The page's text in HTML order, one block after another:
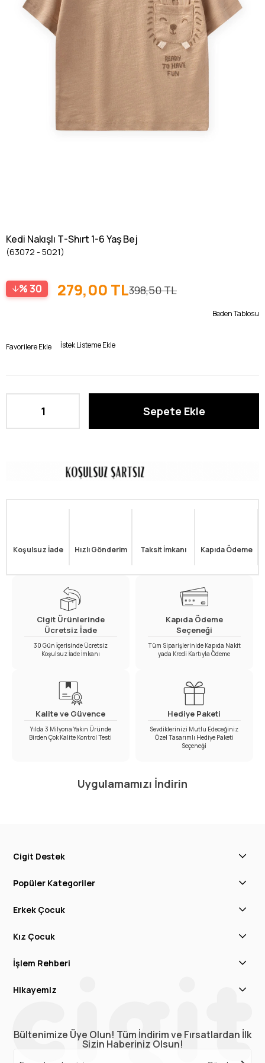
Kedi Nakışlı T-Shırt 1-6 Yaş Bej
(63072 - 5021)
30 398,50 TL
279,00 TL
Beden Tablosu
Favorilere Ekle İstek Listeme Ekle
Koşulsuz İade Hızlı Gönderim Taksit İmkanı Kapıda Ödeme
Cigit Ürünlerinde
Ücretsiz İade
30 Gün İçerisinde Ücretsiz
Koşulsuz İade İmkanı
Kapıda Ödeme
Seçeneği
Tüm Siparişlerinide Kapıda Nakit
yada Kredi Kartıyla Ödeme
Kalite ve Güvence
Yılda 3 Milyona Yakın Üründe
Birden Çok Kalite Kontrol Testi
Hediye Paketi
Sevdiklerinizi Mutlu Edeceğiniz
Özel Tasarımlı Hediye Paketi
Seçeneği
Uygulamamızı İndirin
Cigit Destek
Popüler Kategoriler
Erkek Çocuk
Kız Çocuk
İşlem Rehberi
Hikayemiz
Bültenimize Üye Olun! Tüm İndirim ve Fırsatlardan İlk
Sizin Haberiniz Olsun!